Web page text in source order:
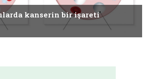
kanserin bir işareti